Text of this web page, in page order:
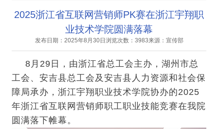
2025浙江省互联网营销师PK赛在浙江宇翔职
业技术学院圆满落幕
发布日期：2025年8月30日 浏览次数：3983来源：宣传部
8月29日，由浙江省总工会主办，湖州市总
工会、安吉县总工会及安吉县人力资源和社会保
障局承办，浙江宇翔职业技术学院协办的2025
年浙江省互联网营销师职工职业技能竞赛在我院
圆满落下帷幕。